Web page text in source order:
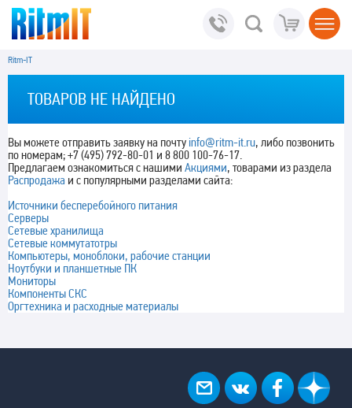
Ritm-IT
ТОВАРОВ НЕ НАЙДЕНО
Вы можете отправить заявку на почту info@ritm-it.ru, либо позвонить
по номерам; +7 (495) 792-80-01 и 8 800 100-76-17.
Предлагаем ознакомиться с нашими Акциями, товарами из раздела
Распродажа и с популярными разделами сайта:
Источники бесперебойного питания
Серверы
Сетевые хранилища
Сетевые коммутатотры
Компьютеры, моноблоки, рабочие станции
Ноутбуки и планшетные ПК
Мониторы
Компоненты СКС
Оргтехника и расходные материалы